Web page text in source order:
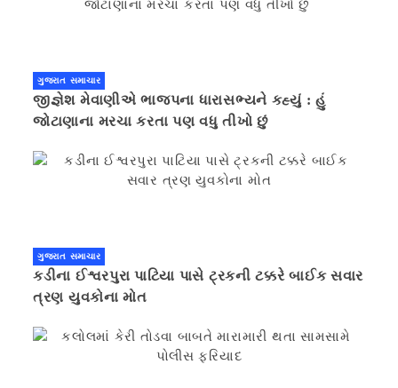
ગુજરાત સમાચાર
જીજ્ઞેશ મેવાણીએ ભાજપના ધારાસભ્યને કહ્યું : હું
જોટાણાના મરચા કરતા પણ વધુ તીખો છું
ગુજરાત સમાચાર
કડીના ઈશ્વરપુરા પાટિયા પાસે ટ્રકની ટક્કરે બાઈક સવાર
ત્રણ યુવકોના મોત